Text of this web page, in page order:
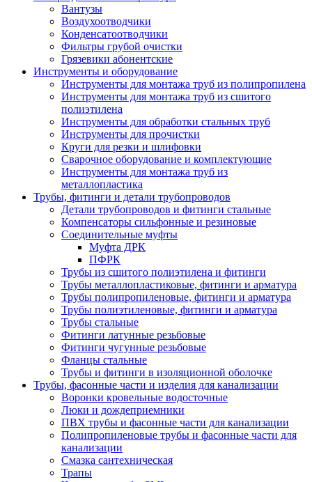
Вантузы
Воздухоотводчики
Конденсатоотводчики
Фильтры грубой очистки
Грязевики абонентские
Инструменты и оборудование
Инструменты для монтажа труб из полипропилена
Инструменты для монтажа труб из сшитого
полиэтилена
Инструменты для обработки стальных труб
Инструменты для прочистки
Круги для резки и шлифовки
Сварочное оборудование и комплектующие
Инструменты для монтажа труб из
металлопластика
Трубы, фитинги и детали трубопроводов
Детали трубопроводов и фитинги стальные
Компенсаторы сильфонные и резиновые
Соединительные муфты
Муфта ДРК
ПФРК
Трубы из сшитого полиэтилена и фитинги
Трубы металлопластиковые, фитинги и арматура
Трубы полипропиленовые, фитинги и арматура
Трубы полиэтиленовые, фитинги и арматура
Трубы стальные
Фитинги латунные резьбовые
Фитинги чугунные резьбовые
Фланцы стальные
Трубы и фитинги в изоляционной оболочке
Трубы, фасонные части и изделия для канализации
Воронки кровельные водосточные
Люки и дождеприемники
ПВХ трубы и фасонные части для канализации
Полипропиленовые трубы и фасонные части для
канализации
Смазка сантехническая
Трапы